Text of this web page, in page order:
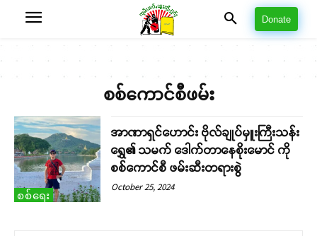
Donate
စစ်ကောင်စီဖမ်း
စစ်ရေး
အာဏာရှင်ဟောင်း ဗိုလ်ချုပ်မှူးကြီးသန်း
ရွှေ၏ သမက် ဒေါက်တာနေစိုးမောင် ကို
စစ်ကောင်စီ ဖမ်းဆီးတရားစွဲ
October 25, 2024